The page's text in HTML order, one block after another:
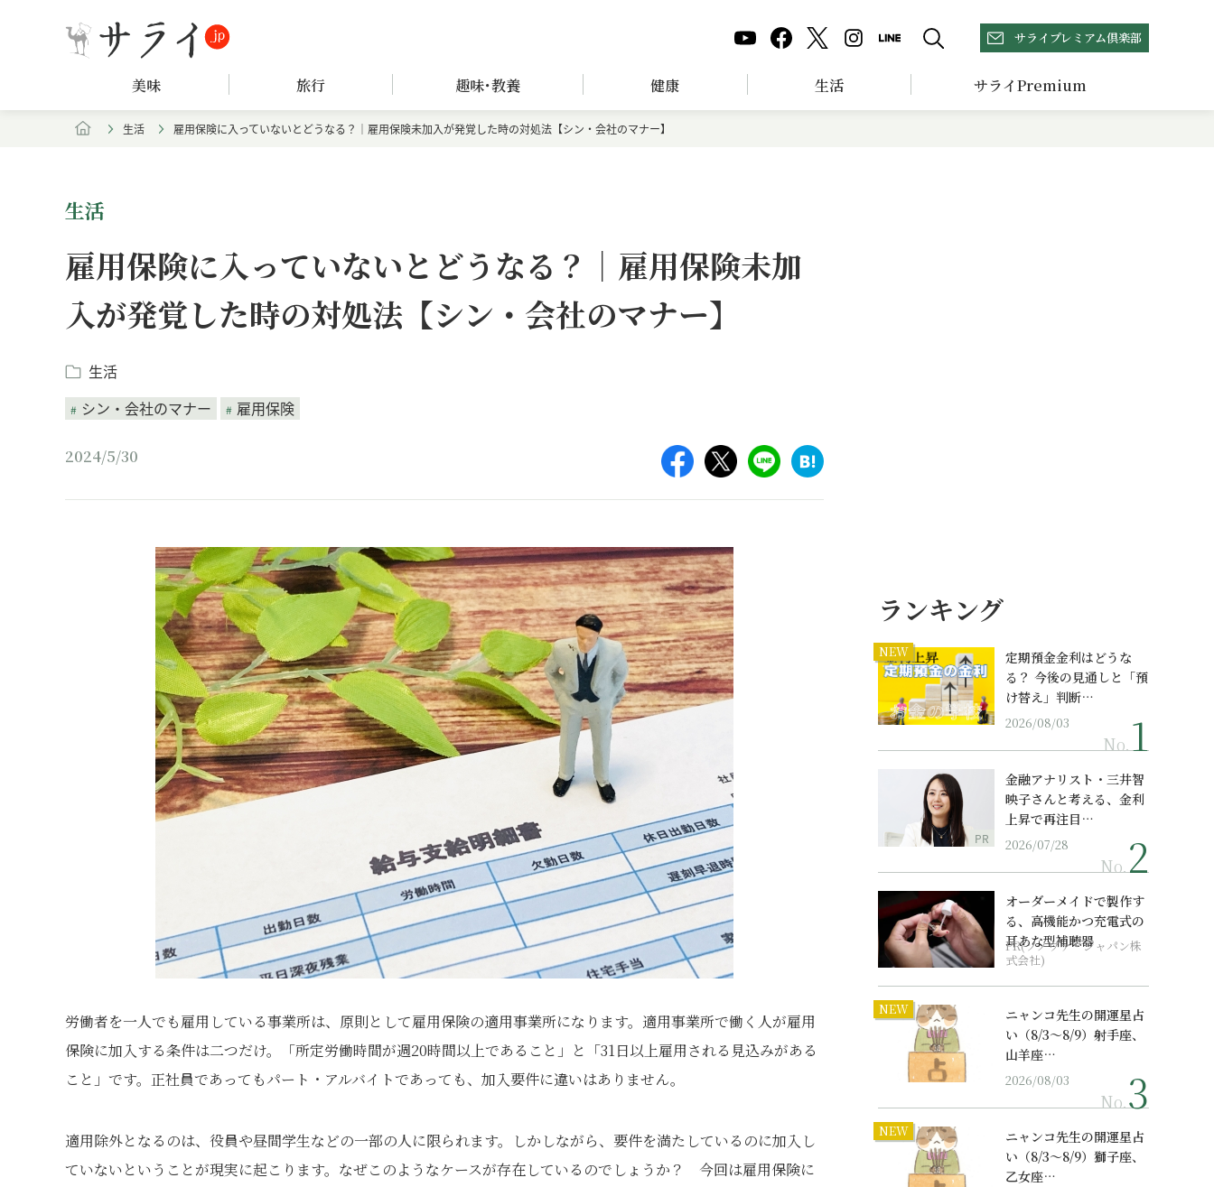
サライプレミアム倶楽部
美味 旅行 趣味･教養 健康 生活 サライPremium
生活 雇用保険に入っていないとどうなる？｜雇用保険未加入が発覚した時の対処法【シン・会社のマナー】
生活
雇用保険に入っていないとどうなる？｜雇用保険未加
入が発覚した時の対処法【シン・会社のマナー】
生活
シン・会社のマナー
雇用保険
2024/5/30
労働者を一人でも雇用している事業所は、原則として雇用保険の適用事業所になります。適用事業所で働く人が雇用
保険に加入する条件は二つだけ。「所定労働時間が週20時間以上であること」と「31日以上雇用される見込みがある
こと」です。正社員であってもパート・アルバイトであっても、加入要件に違いはありません。
適用除外となるのは、役員や昼間学生などの一部の人に限られます。しかしながら、要件を満たしているのに加入し
ていないということが現実に起こります。なぜこのようなケースが存在しているのでしょうか？ 今回は雇用保険に
ランキング
NEW
定期預金金利はどうな
る？ 今後の見通しと「預
け替え」判断…
2026/08/03
No.
PR
金融アナリスト・三井智
映子さんと考える、金利
上昇で再注目…
2026/07/28
No.
オーダーメイドで製作す
る、高機能かつ充電式の
耳あな型補聴器
PR(ソノヴァ・ジャパン株
式会社)
NEW
ニャンコ先生の開運星占
い（8/3～8/9）射手座、
山羊座…
2026/08/03
No.
NEW
ニャンコ先生の開運星占
い（8/3～8/9）獅子座、
乙女座…